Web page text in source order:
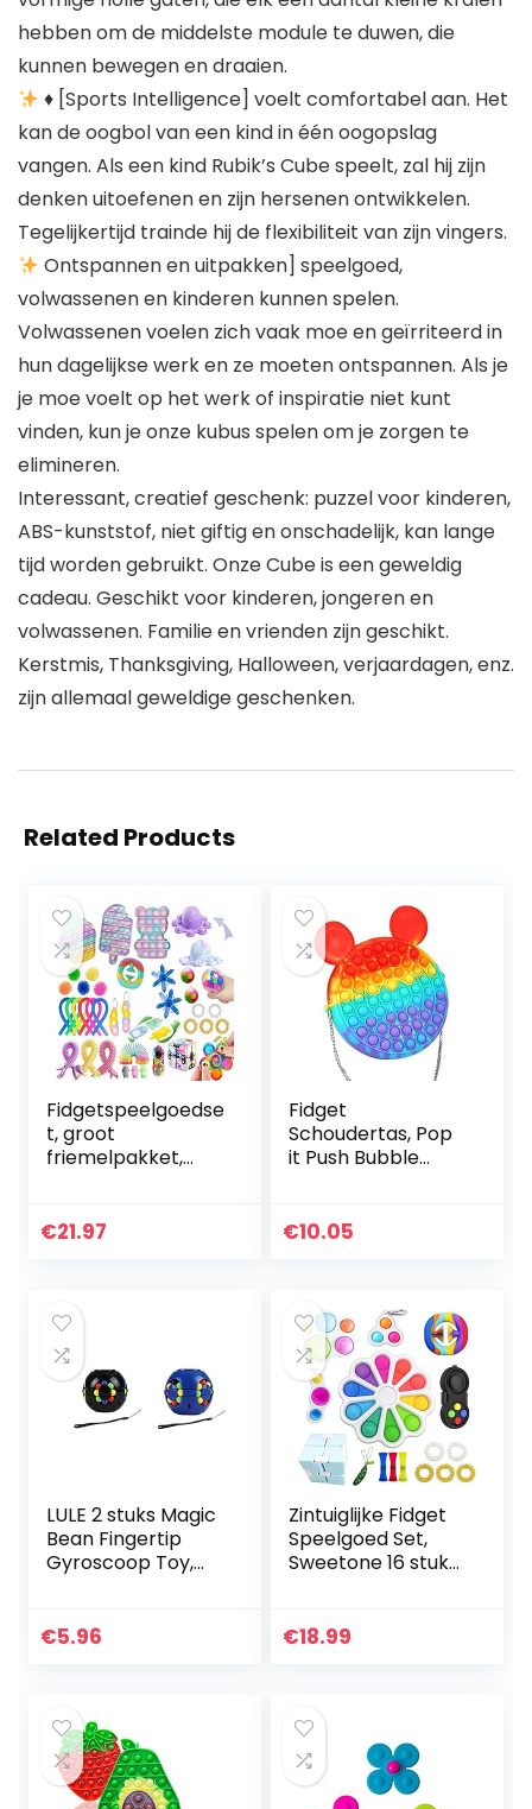
hebben om de middelste module te duwen, die
kunnen bewegen en draaien.
♦ [Sports Intelligence] voelt comfortabel aan. Het
kan de oogbol van een kind in één oogopslag
vangen. Als een kind Rubik’s Cube speelt, zal hij zijn
denken uitoefenen en zijn hersenen ontwikkelen.
Tegelijkertijd trainde hij de flexibiliteit van zijn vingers.
Ontspannen en uitpakken] speelgoed,
volwassenen en kinderen kunnen spelen.
Volwassenen voelen zich vaak moe en geïrriteerd in
hun dagelijkse werk en ze moeten ontspannen. Als je
je moe voelt op het werk of inspiratie niet kunt
vinden, kun je onze kubus spelen om je zorgen te
elimineren.
Interessant, creatief geschenk: puzzel voor kinderen,
ABS-kunststof, niet giftig en onschadelijk, kan lange
tijd worden gebruikt. Onze Cube is een geweldig
cadeau. Geschikt voor kinderen, jongeren en
volwassenen. Familie en vrienden zijn geschikt.
Kerstmis, Thanksgiving, Halloween, verjaardagen, enz.
zijn allemaal geweldige geschenken.
Related Products
Fidgetspeelgoedse
t, groot
friemelpakket,
pop sensorische
€21.97
Fidget
Schoudertas, Pop
it Push Bubble
Cross Body Bag,
€10.05
LULE 2 stuks Magic
Bean Fingertip
Gyroscoop Toy,
Gekleurde Bead
€5.96
Zintuiglijke Fidget
Speelgoed Set,
Sweetone 16 stuks
met eenvoudige
€18.99